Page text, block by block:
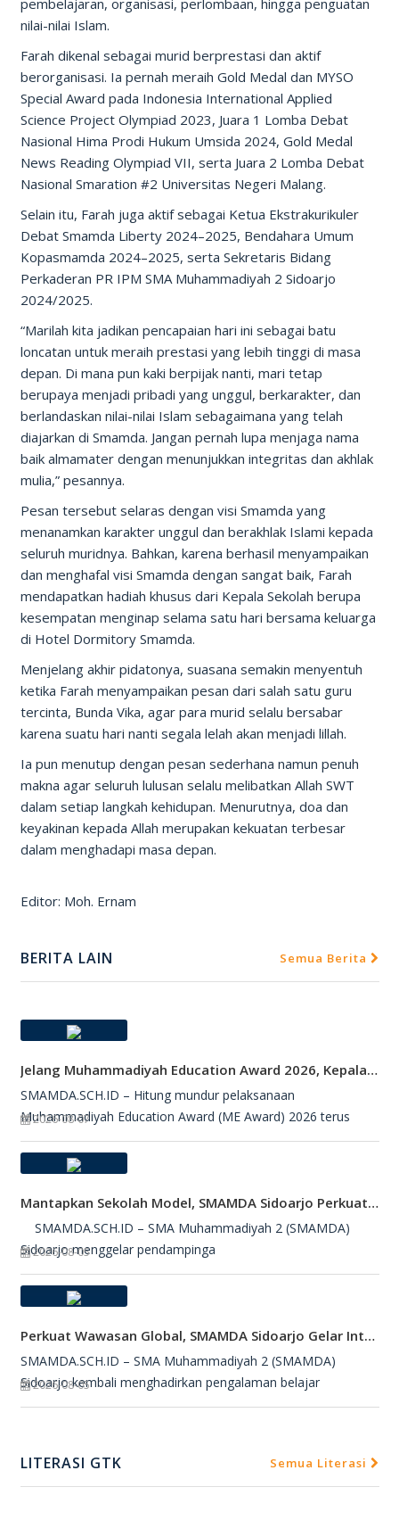
pembelajaran, organisasi, perlombaan, hingga penguatan
nilai-nilai Islam.
Farah dikenal sebagai murid berprestasi dan aktif
berorganisasi. Ia pernah meraih Gold Medal dan MYSO
Special Award pada Indonesia International Applied
Science Project Olympiad 2023, Juara 1 Lomba Debat
Nasional Hima Prodi Hukum Umsida 2024, Gold Medal
News Reading Olympiad VII, serta Juara 2 Lomba Debat
Nasional Smaration #2 Universitas Negeri Malang.
Selain itu, Farah juga aktif sebagai Ketua Ekstrakurikuler
Debat Smamda Liberty 2024–2025, Bendahara Umum
Kopasmamda 2024–2025, serta Sekretaris Bidang
Perkaderan PR IPM SMA Muhammadiyah 2 Sidoarjo
2024/2025.
“Marilah kita jadikan pencapaian hari ini sebagai batu
loncatan untuk meraih prestasi yang lebih tinggi di masa
depan. Di mana pun kaki berpijak nanti, mari tetap
berupaya menjadi pribadi yang unggul, berkarakter, dan
berlandaskan nilai-nilai Islam sebagaimana yang telah
diajarkan di Smamda. Jangan pernah lupa menjaga nama
baik almamater dengan menunjukkan integritas dan akhlak
mulia,” pesannya.
Pesan tersebut selaras dengan visi Smamda yang
menanamkan karakter unggul dan berakhlak Islami kepada
seluruh muridnya. Bahkan, karena berhasil menyampaikan
dan menghafal visi Smamda dengan sangat baik, Farah
mendapatkan hadiah khusus dari Kepala Sekolah berupa
kesempatan menginap selama satu hari bersama keluarga
di Hotel Dormitory Smamda.
Menjelang akhir pidatonya, suasana semakin menyentuh
ketika Farah menyampaikan pesan dari salah satu guru
tercinta, Bunda Vika, agar para murid selalu bersabar
karena suatu hari nanti segala lelah akan menjadi lillah.
Ia pun menutup dengan pesan sederhana namun penuh
makna agar seluruh lulusan selalu melibatkan Allah SWT
dalam setiap langkah kehidupan. Menurutnya, doa dan
keyakinan kepada Allah merupakan kekuatan terbesar
dalam menghadapi masa depan.
Editor: Moh. Ernam
BERITA LAIN Semua Berita
Jelang Muhammadiyah Education Award 2026, Kepala SMAMDA Sidoarjo Suntik Semangat Kontingen
SMAMDA.SCH.ID – Hitung mundur pelaksanaan
Muhammadiyah Education Award (ME Award) 2026 terus
2026-08-07
Mantapkan Sekolah Model, SMAMDA Sidoarjo Perkuat Pembelajaran Mendalam Dan KKA
SMAMDA.SCH.ID – SMA Muhammadiyah 2 (SMAMDA)
Sidoarjo menggelar pendampinga
2026-08-05
Perkuat Wawasan Global, SMAMDA Sidoarjo Gelar International Talk Show Bersama Mahasiswa Turki
SMAMDA.SCH.ID – SMA Muhammadiyah 2 (SMAMDA)
Sidoarjo kembali menghadirkan pengalaman belajar
2026-08-05
LITERASI GTK Semua Literasi